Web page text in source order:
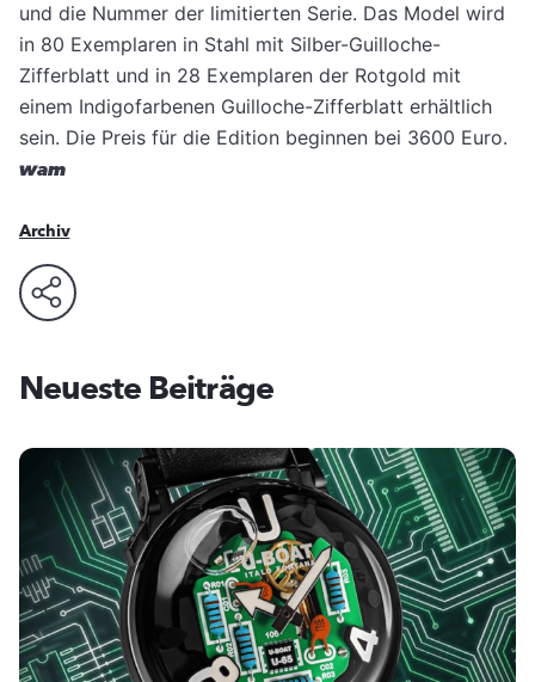
und die Nummer der limitierten Serie. Das Model wird
in 80 Exemplaren in Stahl mit Silber-Guilloche-
Zifferblatt und in 28 Exemplaren der Rotgold mit
einem Indigofarbenen Guilloche-Zifferblatt erhältlich
sein. Die Preis für die Edition beginnen bei 3600 Euro.
wam
Archiv
Neueste Beiträge